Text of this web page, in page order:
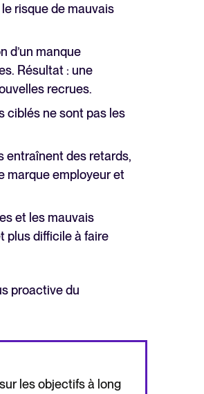
risque de mauvais
d’un manque
Résultat : une
recrues.
ciblés ne sont pas les
entraînent des retards,
marque employeur et
et les mauvais
plus difficile à faire
proactive du
les objectifs à long